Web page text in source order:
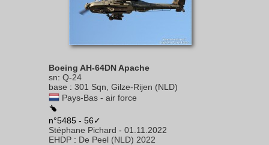
Boeing AH-64DN Apache
sn: Q-24
base : 301 Sqn, Gilze-Rijen (NLD)
Pays-Bas - air force
n°5485 - 56✓
Stéphane Pichard - 01.11.2022
EHDP : De Peel (NLD) 2022